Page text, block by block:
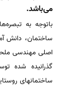
می‌باشد.
ساختمان، دانش
گذرانیده شده
ساختمانهای